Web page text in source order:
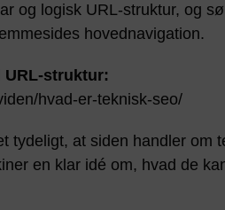
og logisk URL-struktur, og
hovednavigation.
URL-struktur:
hvad-er-teknisk-seo/
tydeligt, at siden handler om
en klar idé om, hvad de